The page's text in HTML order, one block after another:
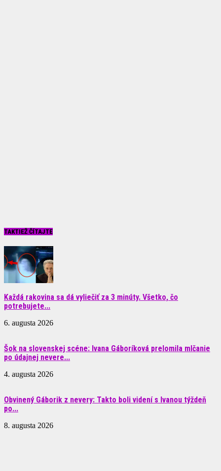
TAKTIEŽ ČÍTAJTE
Každá rakovina sa dá vyliečiť za 3 minúty. Všetko, čo
potrebujete...
6. augusta 2026
Šok na slovenskej scéne: Ivana Gáboríková prelomila mlčanie
po údajnej nevere...
4. augusta 2026
Obvinený Gáborik z nevery: Takto boli videní s Ivanou týždeň
po...
8. augusta 2026